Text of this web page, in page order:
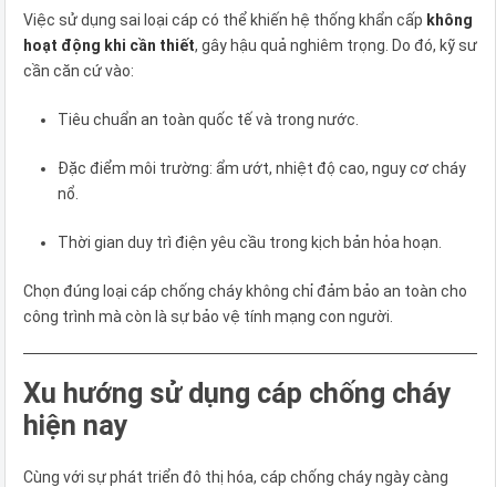
Việc sử dụng sai loại cáp có thể khiến hệ thống khẩn cấp không
hoạt động khi cần thiết, gây hậu quả nghiêm trọng. Do đó, kỹ sư
cần căn cứ vào:
Tiêu chuẩn an toàn quốc tế và trong nước.
Đặc điểm môi trường: ẩm ướt, nhiệt độ cao, nguy cơ cháy
nổ.
Thời gian duy trì điện yêu cầu trong kịch bản hỏa hoạn.
Chọn đúng loại cáp chống cháy không chỉ đảm bảo an toàn cho
công trình mà còn là sự bảo vệ tính mạng con người.
Xu hướng sử dụng cáp chống cháy
hiện nay
Cùng với sự phát triển đô thị hóa, cáp chống cháy ngày càng